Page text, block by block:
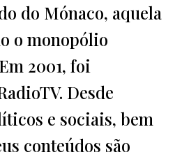
do Mónaco, aquela
o monopólio
2001, foi
Desde
e sociais, bem
conteúdos são